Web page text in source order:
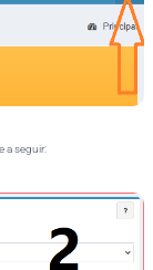
a seguir: